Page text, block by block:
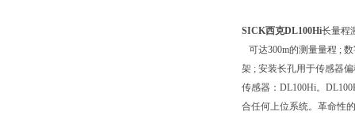
SICK西克DL100Hi长量程
可达300m的测量量程 ;
架 ; 安装长孔用于传感器
传感器：DL100Hi。
合任何上位系统。革命性